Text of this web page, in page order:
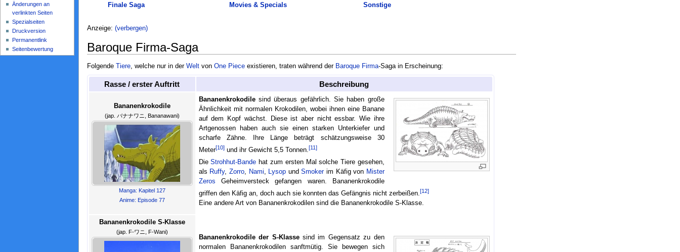
Finale Saga Movies & Specials Sonstige
Anzeige: (verbergen)
Baroque Firma-Saga
Folgende Tiere, welche nur in der Weltvon One Pieceexistieren, traten während der Baroque Firma-Saga in Erscheinung:
Rasse / erster Auftritt Beschreibung
Bananenkrokodile
(jap. バナナワニ, Bananawani)
Manga: Kapitel 127
Anime: Episode 77
Bananenkrokodilesind überaus gefährlich. Sie haben große
Ähnlichkeit mit normalen Krokodilen, wobei ihnen eine Banane
auf dem Kopf wächst. Diese ist aber nicht essbar. Wie ihre
Artgenossen haben auch sie einen starken Unterkiefer und
scharfe Zähne. Ihre Länge beträgt schätzungsweise 30
Meter[10]und ihr Gewicht 5,5 Tonnen.[11]
DieStrohhut-Bande hat zum ersten Mal solche Tiere gesehen,
als Ruffy, Zorro, Nami, Lysop undSmokerim Käfig von Mister
Zeros Geheimversteck gefangen waren. Bananenkrokodile
griffen den Käfig an, doch auch sie konnten das Gefängnis nicht zerbeißen.[12]
Eine andere Art von Bananenkrokodilen sind die Bananenkrokodile S-Klasse.
Bananenkrokodile S-Klasse
(jap. F-ワニ, F-Wani)
Bananenkrokodile der S-Klassesind im Gegensatz zu den
normalen Bananenkrokodilen sanftmütig. Sie bewegen sich
Änderungen an
verlinkten Seiten
Spezialseiten
Druckversion
Permanentlink
Seitenbewertung